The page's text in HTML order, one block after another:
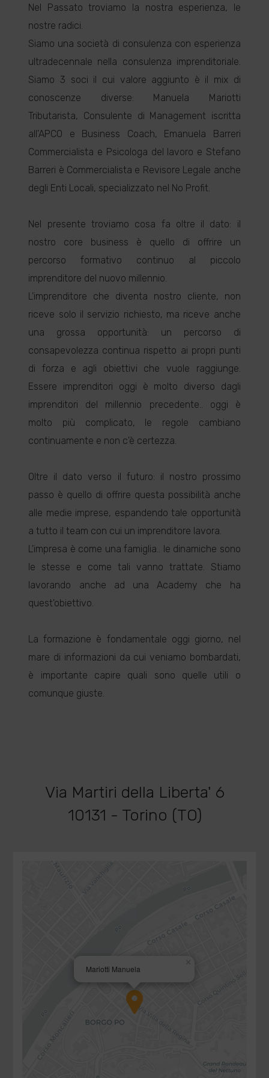
Nel Passato troviamo la nostra esperienza, le
nostre radici.
Siamo una società di consulenza con esperienza
ultradecennale nella consulenza imprenditoriale.
Siamo 3 soci il cui valore aggiunto è il mix di
conoscenze diverse: Manuela Mariotti
Tributarista, Consulente di Management iscritta
all'APCO e Business Coach, Emanuela Barreri
Commercialista e Psicologa del lavoro e Stefano
Barreri è Commercialista e Revisore Legale anche
degli Enti Locali, specializzato nel No Profit.
Nel presente troviamo cosa fa oltre il dato: il
nostro core business è quello di offrire un
percorso formativo continuo al piccolo
imprenditore del nuovo millennio.
L'imprenditore che diventa nostro cliente, non
riceve solo il servizio richiesto, ma riceve anche
una grossa opportunità: un percorso di
consapevolezza continua rispetto ai propri punti
di forza e agli obiettivi che vuole raggiunge.
Essere imprenditori oggi è molto diverso dagli
imprenditori del millennio precedente.. oggi è
molto più complicato, le regole cambiano
continuamente e non c'è certezza.
Oltre il dato verso il futuro: il nostro prossimo
passo è quello di offrire questa possibilità anche
alle medie imprese, espandendo tale opportunità
a tutto il team con cui un imprenditore lavora.
L'impresa è come una famiglia.. le dinamiche sono
le stesse e come tali vanno trattate. Stiamo
lavorando anche ad una Academy che ha
quest'obiettivo.
La formazione è fondamentale oggi giorno, nel
mare di informazioni da cui veniamo bombardati,
è importante capire quali sono quelle utili o
comunque giuste.
Via Martiri della Liberta' 6
10131 - Torino (TO)
Mariotti Manuela